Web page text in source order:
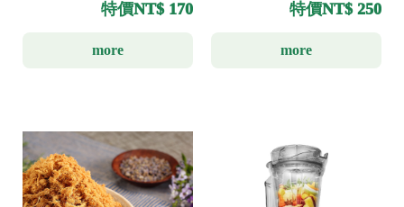
特價NT$ 170
more
特價NT$ 250
more